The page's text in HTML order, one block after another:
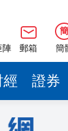
陣 郵箱
簡
簡
經 證券